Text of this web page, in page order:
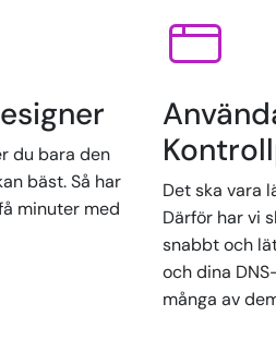
du bara den
bäst. Så har
minuter med
Det ska vara
Därför har vi
snabbt och
och dina
många av